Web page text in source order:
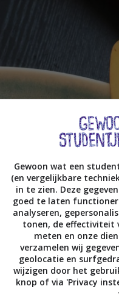
Gewoon wat een
(en vergelijkbare
in te zien. Deze
goed te laten
analyseren,
tonen, de effectiviteit
meten en onze
verzamelen wij
geolocatie en
wijzigen door het
knop of via 'Privacy